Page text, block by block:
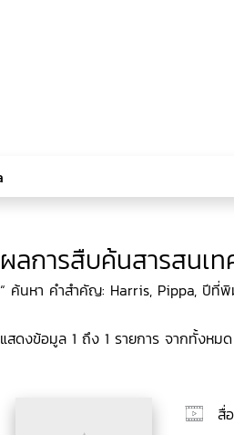
ผลการสืบค้นสารสนเ
“ ค้นหา คำสำคัญ: Harris, Pippa, ปีที่
แสดงข้อมูล 1 ถึง 1 รายการ จากทั้งหมด
สื่